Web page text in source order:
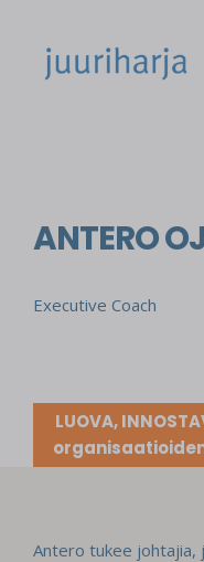
ANTERO
Executive Coach
LUOVA,
Antero tukee johtajia,